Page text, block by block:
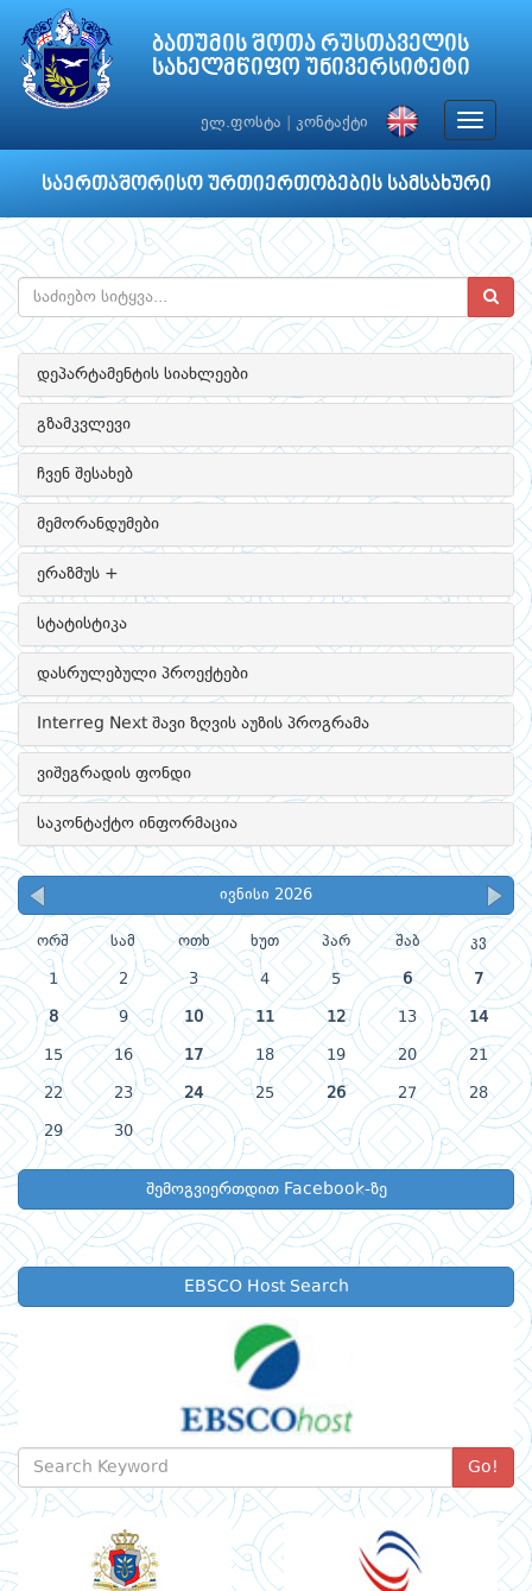
ბათუმის შოთა რუსთაველის
სახელმწიფო უნივერსიტეტი
ელ.ფოსტა კონტაქტი
Toggle
საერთაშორისო ურთიერთობების სამსახური
დეპარტამენტის სიახლეები
გზამკვლევი
ჩვენ შესახებ
მემორანდუმები
ერაზმუს +
სტატისტიკა
დასრულებული პროექტები
Interreg Next შავი ზღვის აუზის პროგრამა
ვიშეგრადის ფონდი
საკონტაქტო ინფორმაცია
ივნისი 2026
ორშ სამ ოთხ ხუთ პარ შაბ კვ
1 2 3 4 5 6 7
8 9 10 11 12 13 14
15 16 17 18 19 20 21
22 23 24 25 26 27 28
29 30
შემოგვიერთდით Facebook-ზე
EBSCO Host Search
Go!